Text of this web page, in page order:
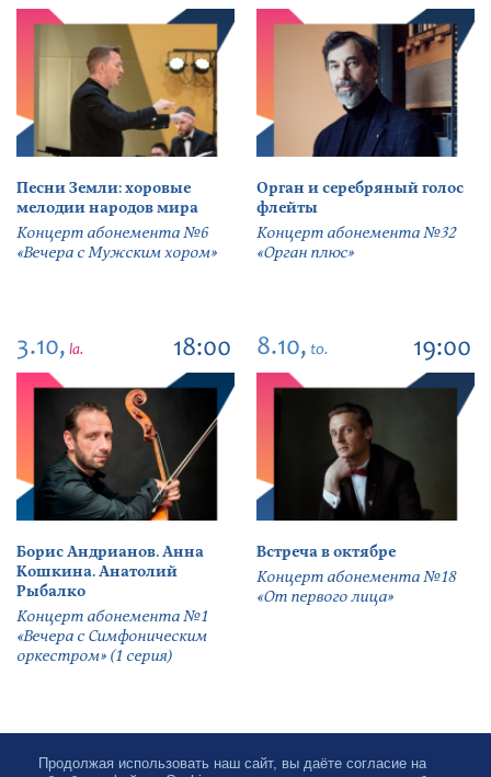
Песни Земли: хоровые
мелодии народов мира
Концерт абонемента №6
«Вечера с Мужским хором»
Орган и серебряный голос
флейты
Концерт абонемента №32
«Орган плюс»
3.10, la. 18:00
Борис Андрианов. Анна
Кошкина. Анатолий
Рыбалко
Концерт абонемента №1
«Вечера с Симфоническим
оркестром» (1 серия)
8.10, to. 19:00
Встреча в октябре
Концерт абонемента №18
«От первого лица»
Продолжая использовать наш сайт, вы даёте согласие на